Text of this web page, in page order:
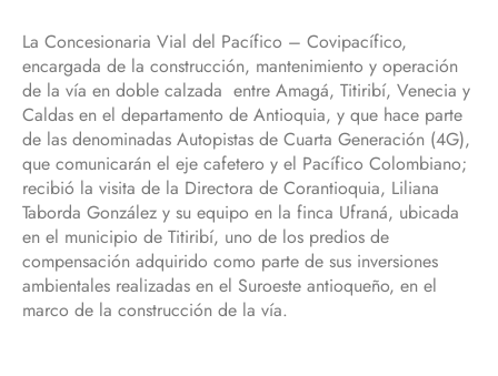
La Concesionaria Vial del Pacífico – Covipacífico,
encargada de la construcción, mantenimiento y operación
de la vía en doble calzada entre Amagá, Titiribí, Venecia y
Caldas en el departamento de Antioquia, y que hace parte
de las denominadas Autopistas de Cuarta Generación (4G),
que comunicarán el eje cafetero y el Pacífico Colombiano;
recibió la visita de la Directora de Corantioquia, Liliana
Taborda González y su equipo en la finca Ufraná, ubicada
en el municipio de Titiribí, uno de los predios de
compensación adquirido como parte de sus inversiones
ambientales realizadas en el Suroeste antioqueño, en el
marco de la construcción de la vía.